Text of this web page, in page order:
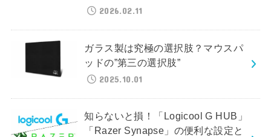
2026.02.11
ガラス製は究極の選択肢？マウスパ
ッドの”第三の選択肢”
2025.10.01
知らないと損！「Logicool G HUB」
「Razer Synapse」の便利な設定と